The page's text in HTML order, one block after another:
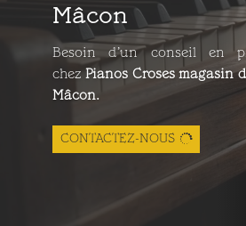
Mâcon
Besoin d’un conseil en
chezPianos Crosesmagasin
Mâcon.
CONTACTEZ-NOUS